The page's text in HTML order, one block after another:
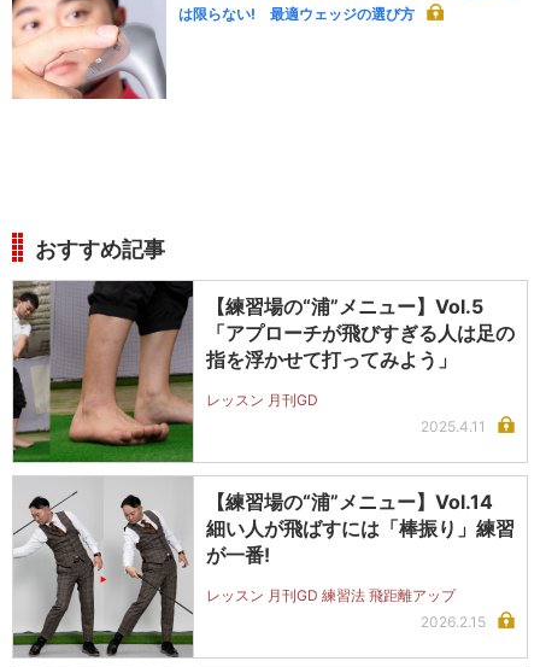
は限らない! 最適ウェッジの選び方
おすすめ記事
【練習場の“浦”メニュー】Vol.5
「アプローチが飛びすぎる人は足の
指を浮かせて打ってみよう」
レッスン 月刊GD
2025.4.11
【練習場の“浦”メニュー】Vol.14
細い人が飛ばすには「棒振り」練習
が一番!
レッスン 月刊GD 練習法 飛距離アップ
2026.2.15